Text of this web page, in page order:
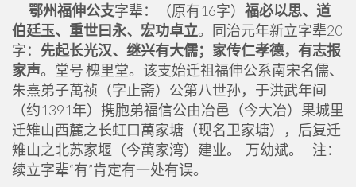
鄂州福伸公支字辈：（原有16字） 福必以思、道
伯廷玉、重世曰永、宏功卓立。同治元年新立字辈20
字： 先起长光汉、继兴有大儒；家传仁孝德，有志报
家声。堂号 槐里堂。该支始迁祖福伸公系南宋名儒、
朱熹弟子萬祯（字止斋）公第八世孙，于洪武年间
（约1391年）携胞弟福信公由冶邑（今大冶）果城里
迁雉山西麓之长虹口萬家塘（现名卫家塘），后复迁
雉山之北苏家堰（今萬家湾）建业。 万幼斌。 注：
续立字辈“有”肯定有一处有误。